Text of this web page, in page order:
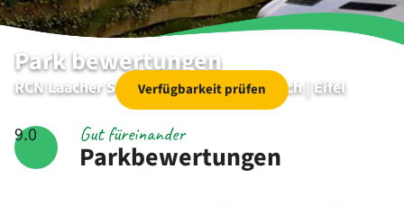
Park bewertungen
RCN Laacher See | camping in Wassenach | Eifel
Verfügbarkeit prüfen
9.0
Parkbewertungen
Gut füreinander